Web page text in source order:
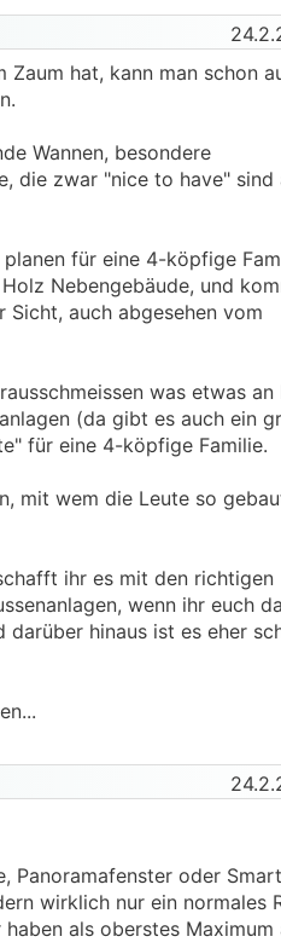
hat, kann man schon
Wannen, besondere
die zwar "nice to have" sind
für eine 4-köpfige
Nebengebäude, und
auch abgesehen vom
was etwas an
(da gibt es auch ein
für eine 4-köpfige Familie.
mit wem die Leute so
ihr es mit den richtigen
wenn ihr euch
hinaus ist es eher
Panoramafenster oder
wirklich nur ein normales
als oberstes Maximum